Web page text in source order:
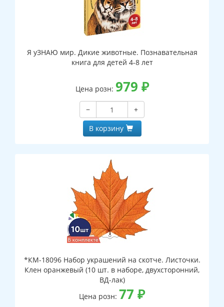
Я уЗНАЮ мир. Дикие животные. Познавательная
книга для детей 4-8 лет
Цена розн: 979 ₽
−
+
В корзину
*КМ-18096 Набор украшений на скотче. Листочки.
Клен оранжевый (10 шт. в наборе, двухсторонний,
ВД-лак)
Цена розн: 77 ₽